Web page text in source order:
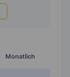
Monatlich